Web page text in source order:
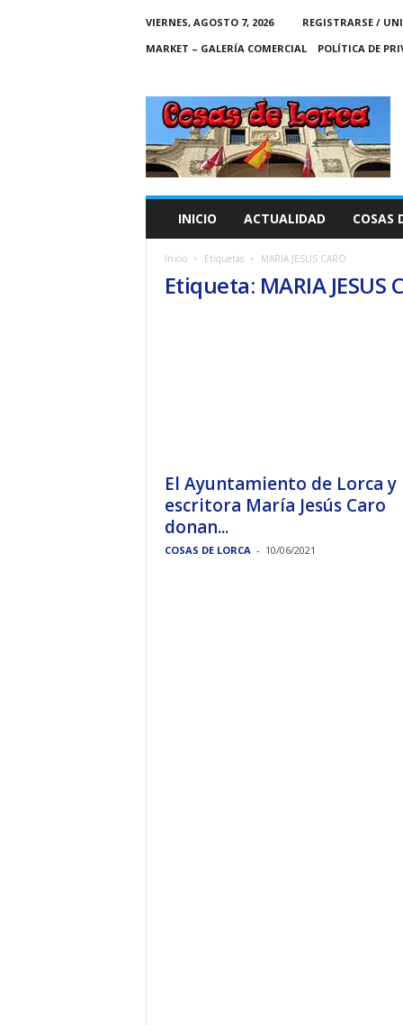
VIERNES, AGOSTO 7, 2026
REGISTRARSE /
MARKET – GALERÍA COMERCIAL
POLÍTICA DE
C
A
S
INICIO ACTUALIDAD COSAS
Inicio Etiquetas MARIA JESUS CARO
Etiqueta: MARIA JESUS
El Ayuntamiento de Lorca y
escritora María Jesús Caro
donan...
COSAS DE LORCA - 10/06/2021